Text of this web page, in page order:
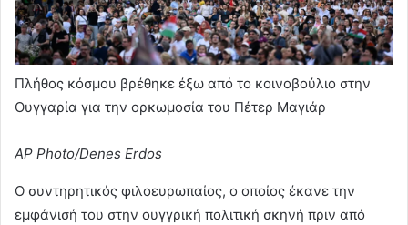
Πλήθος κόσμου βρέθηκε έξω από το κοινοβούλιο στην
Ουγγαρία για την ορκωμοσία του Πέτερ Μαγιάρ
AP Photo/Denes Erdos
Ο συντηρητικός φιλοευρωπαίος, ο οποίος έκανε την
εμφάνισή του στην ουγγρική πολιτική σκηνή πριν από